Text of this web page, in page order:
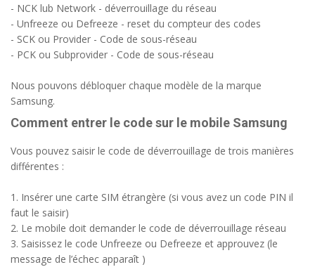
- NCK lub Network - déverrouillage du réseau
- Unfreeze ou Defreeze - reset du compteur des codes
- SCK ou Provider - Code de sous-réseau
- PCK ou Subprovider - Code de sous-réseau
Nous pouvons débloquer chaque modèle de la marque
Samsung.
Comment entrer le code sur le mobile Samsung
Vous pouvez saisir le code de déverrouillage de trois manières
différentes :
1. Insérer une carte SIM étrangère (si vous avez un code PIN il
faut le saisir)
2. Le mobile doit demander le code de déverrouillage réseau
3. Saisissez le code Unfreeze ou Defreeze et approuvez (le
message de l’échec apparaît )